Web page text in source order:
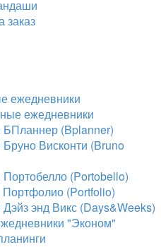
заказ
ежедневники
ежедневники
(Bplanner)
Висконти (Bruno
(Portobello)
(Portfolio)
энд Викс (Days&Weeks)
"Эконом"